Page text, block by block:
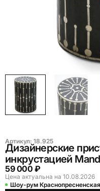
Артикул: 18.925
Дизайнерские
инкрустацией
59 000 ₽
Цена актуальна на 10.08.2026
Шоу-рум